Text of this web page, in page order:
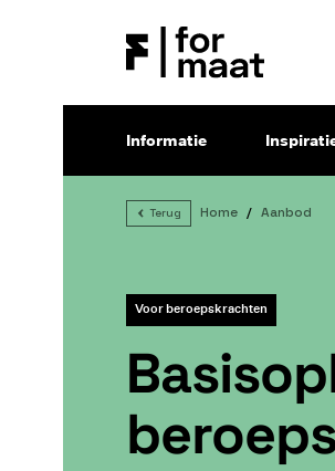
Informatie
Terug Home Aanbod
Voor beroepskrachten